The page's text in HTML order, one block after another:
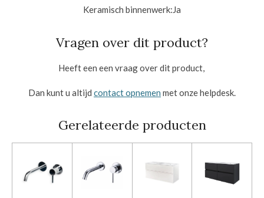
Keramisch binnenwerk:Ja
Vragen over dit product?
Heeft een een vraag over dit product,
Dan kunt u altijd contact opnemen met onze helpdesk.
Gerelateerde producten